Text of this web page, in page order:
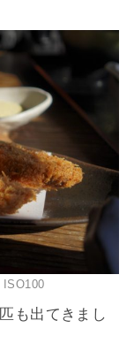
ISO100
も出てきまし